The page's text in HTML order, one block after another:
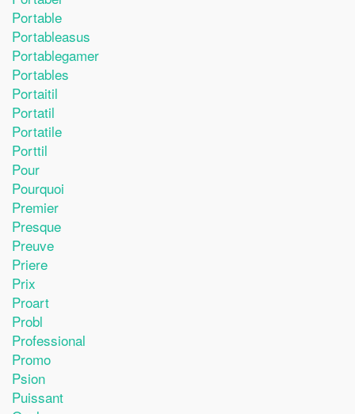
Portable
Portableasus
Portablegamer
Portables
Portaitil
Portatil
Portatile
Porttil
Pour
Pourquoi
Premier
Presque
Preuve
Priere
Prix
Proart
Probl
Professional
Promo
Psion
Puissant